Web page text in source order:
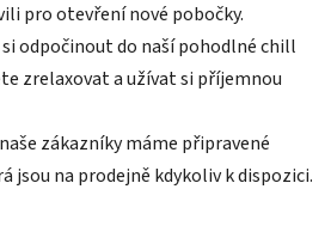
pro otevření nové pobočky.
odpočinout do naší pohodlné chill
zrelaxovat a užívat si příjemnou
zákazníky máme připravené
jsou na prodejně kdykoliv k dispozici.